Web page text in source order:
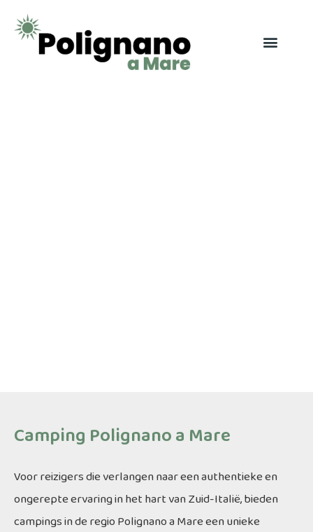
Camping Polignano a Mare
Voor reizigers die verlangen naar een authentieke en
ongerepte ervaring in het hart van Zuid-Italië, bieden
campings in de regio Polignano a Mare een unieke